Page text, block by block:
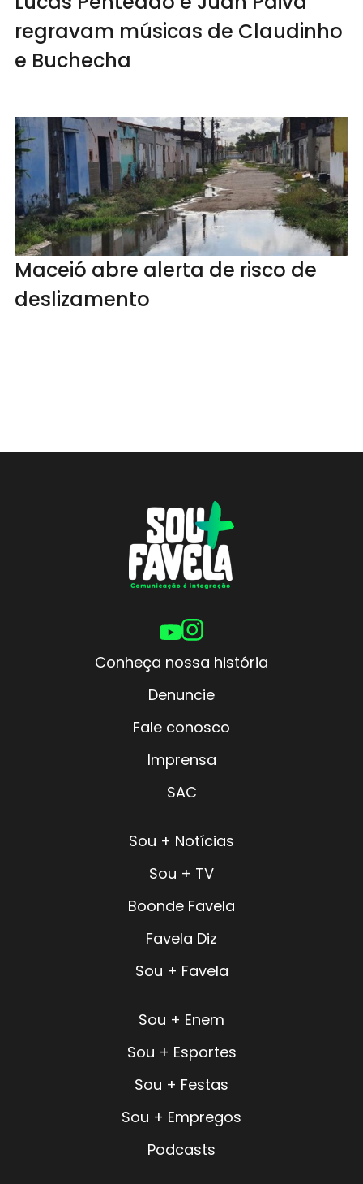
regravam músicas de Claudinho
e Buchecha
Maceió abre alerta de risco de
deslizamento
Conheça nossa história
Denuncie
Fale conosco
Imprensa
SAC
Sou + Notícias
Sou + TV
Boonde Favela
Favela Diz
Sou + Favela
Sou + Enem
Sou + Esportes
Sou + Festas
Sou + Empregos
Podcasts